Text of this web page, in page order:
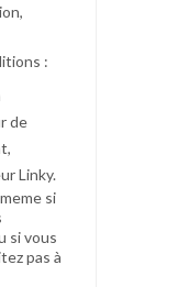
:
de
Linky.
si
si vous
pas à